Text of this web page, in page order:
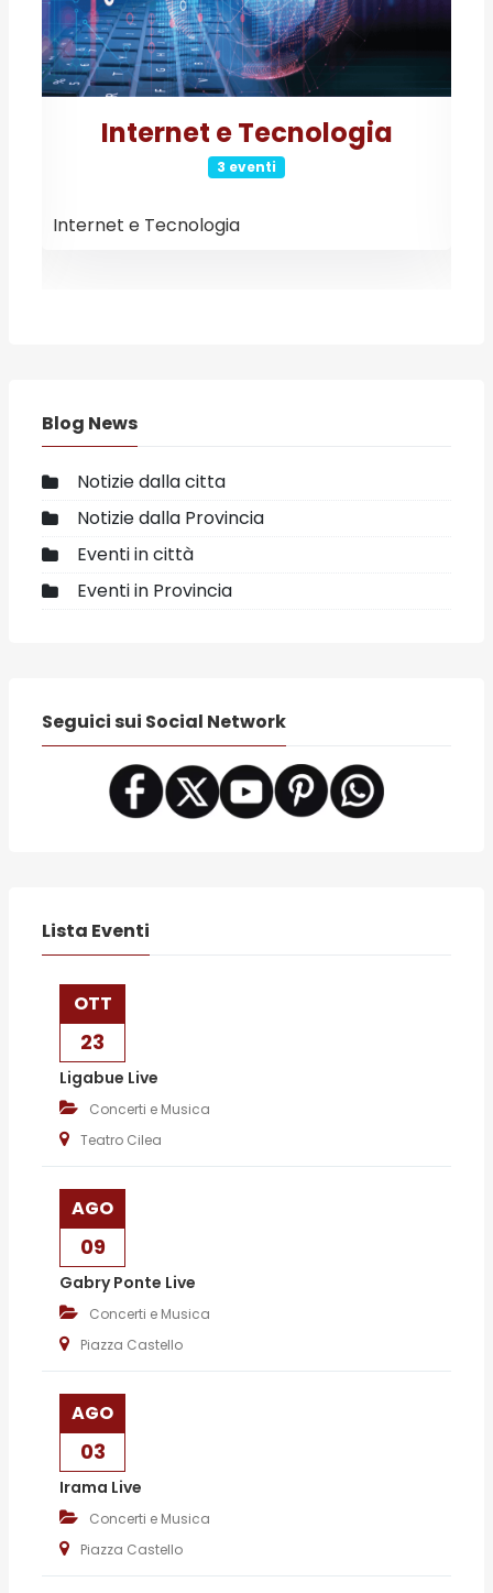
Internet e Tecnologia
3 eventi
Internet e Tecnologia
Blog News
Notizie dalla citta
Notizie dalla Provincia
Eventi in città
Eventi in Provincia
Seguici sui Social Network
Lista Eventi
OTT
23
Ligabue Live
Concerti e Musica
Teatro Cilea
AGO
09
Gabry Ponte Live
Concerti e Musica
Piazza Castello
AGO
03
Irama Live
Concerti e Musica
Piazza Castello